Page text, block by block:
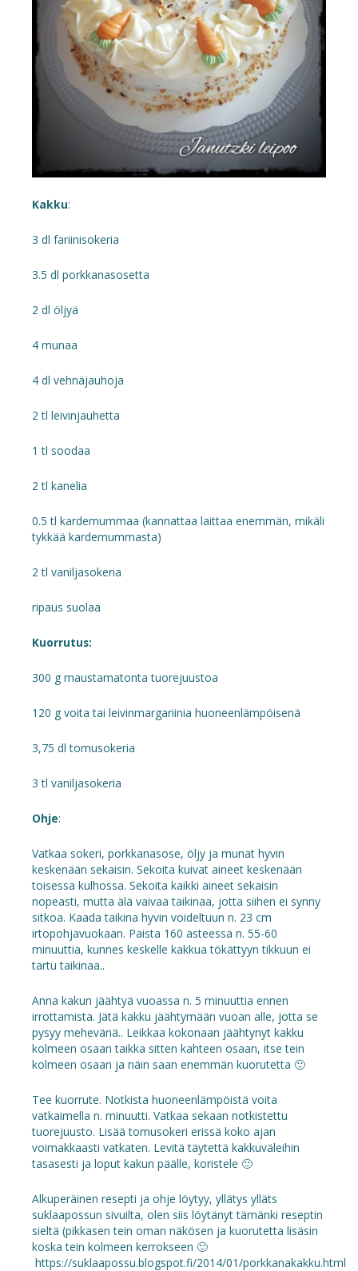
Kakku:
3 dl fariinisokeria
3.5 dl porkkanasosetta
2 dl öljyä
4 munaa
4 dl vehnäjauhoja
2 tl leivinjauhetta
1 tl soodaa
2 tl kanelia
0.5 tl kardemummaa (kannattaa laittaa enemmän, mikäli
tykkää kardemummasta)
2 tl vaniljasokeria
ripaus suolaa
Kuorrutus:
300 g maustamatonta tuorejuustoa
120 g voita tai leivinmargariinia huoneenlämpöisenä
3,75 dl tomusokeria
3 tl vaniljasokeria
Ohje:
Vatkaa sokeri, porkkanasose, öljy ja munat hyvin
keskenään sekaisin. Sekoita kuivat aineet keskenään
toisessa kulhossa. Sekoita kaikki aineet sekaisin
nopeasti, mutta älä vaivaa taikinaa, jotta siihen ei synny
sitkoa. Kaada taikina hyvin voideltuun n. 23 cm
irtopohjavuokaan. Paista 160 asteessa n. 55-60
minuuttia, kunnes keskelle kakkua tökättyyn tikkuun ei
tartu taikinaa..
Anna kakun jäähtyä vuoassa n. 5 minuuttia ennen
irrottamista. Jätä kakku jäähtymään vuoan alle, jotta se
pysyy mehevänä.. Leikkaa kokonaan jäähtynyt kakku
kolmeen osaan taikka sitten kahteen osaan, itse tein
kolmeen osaan ja näin saan enemmän kuorutetta 🙂
Tee kuorrute. Notkista huoneenlämpöistä voita
vatkaimella n. minuutti. Vatkaa sekaan notkistettu
tuorejuusto. Lisää tomusokeri erissä koko ajan
voimakkaasti vatkaten. Levitä täytettä kakkuväleihin
tasasesti ja loput kakun päälle, koristele 🙂
Alkuperäinen resepti ja ohje löytyy, yllätys ylläts
suklaapossun sivuilta, olen siis löytänyt tämänki reseptin
sieltä (pikkasen tein oman näkösen ja kuorutetta lisäsin
koska tein kolmeen kerrokseen 🙂
https://suklaapossu.blogspot.fi/2014/01/porkkanakakku.html